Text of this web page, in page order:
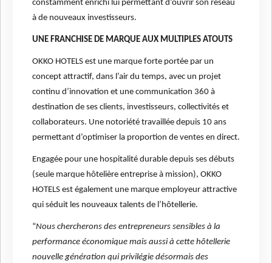
constamment enrichi lui permettant d’ouvrir son réseau
à de nouveaux investisseurs.
UNE FRANCHISE DE MARQUE AUX MULTIPLES ATOUTS
OKKO HOTELS est une marque forte portée par un
concept attractif, dans l’air du temps, avec un projet
continu d’innovation et une communication 360 à
destination de ses clients, investisseurs, collectivités et
collaborateurs. Une notoriété travaillée depuis 10 ans
permettant d’optimiser la proportion de ventes en direct.
Engagée pour une hospitalité durable depuis ses débuts
(seule marque hôtelière entreprise à mission), OKKO
HOTELS est également une marque employeur attractive
qui séduit les nouveaux talents de l’hôtellerie.
“Nous chercherons des entrepreneurs sensibles à la
performance économique mais aussi à cette hôtellerie
nouvelle génération qui privilégie désormais des